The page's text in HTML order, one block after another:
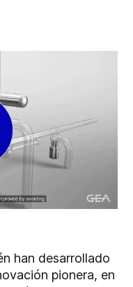
han desarrollado
pionera, en